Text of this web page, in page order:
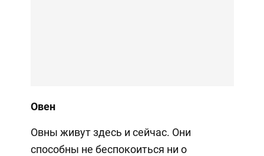
Овен
Овны живут здесь и сейчас. Они
способны не беспокоиться ни о